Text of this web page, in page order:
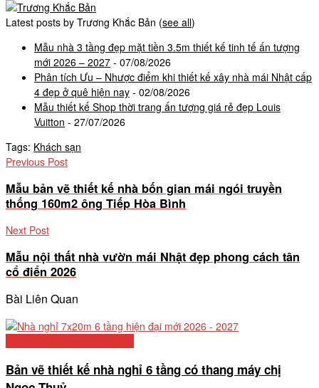
Latest posts by Trương Khắc Bản (see all)
Mẫu nhà 3 tầng đẹp mặt tiền 3.5m thiết kế tinh tế ấn tượng
mới 2026 – 2027 - 07/08/2026
Phân tích Ưu – Nhược điểm khi thiết kế xây nhà mái Nhật cấp
4 đẹp ở quê hiện nay - 02/08/2026
Mẫu thiết kế Shop thời trang ấn tượng giá rẻ đẹp Louis
Vuitton - 27/07/2026
Tags: Khách sạn
Previous Post
Mẫu bản vẽ thiết kế nhà bốn gian mái ngói truyền
thống 160m2 ông Tiếp Hòa Bình
Next Post
Mẫu nội thất nhà vườn mái Nhật đẹp phong cách tân
cổ điển 2026
Bài Liên Quan
Bản vẽ thiết kế nhà nghỉ 6 tầng có thang máy chị